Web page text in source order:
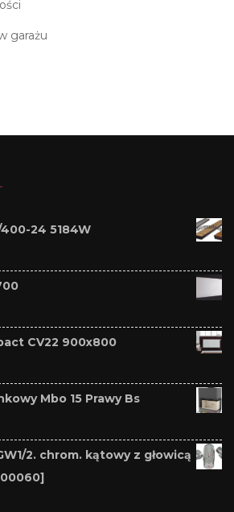
garażu
24 5184W
CV22 900x800
Mbo 15 Prawy Bs
2. chrom. kątowy z głowicą